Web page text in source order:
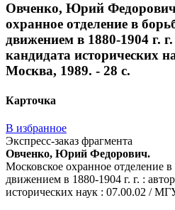
Овченко, Юрий
охранное отделение в
движением в 1880-1904 г.
кандидата исторических
Москва, 1989. - 28 с.
Карточка
В избранное
Экспресс-заказ фрагмента
Овченко, Юрий Федорович.
Московское охранное отделение
движением в 1880-1904 г. г. :
исторических наук : 07.00.02 /